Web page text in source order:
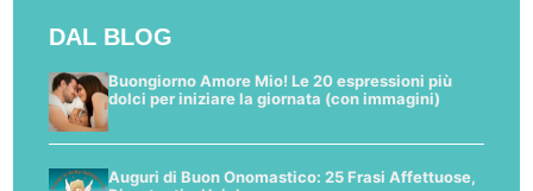
DAL BLOG
Buongiorno Amore Mio! Le 20 espressioni più
dolci per iniziare la giornata (con immagini)
Auguri di Buon Onomastico: 25 Frasi Affettuose,